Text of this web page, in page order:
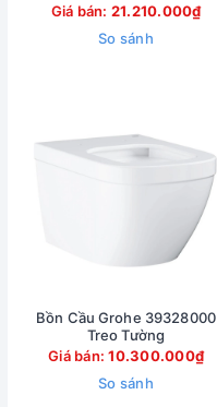
Giá bán: 21.210.000₫
So sánh
Bồn Cầu Grohe 39328000
Treo Tường
Giá bán:10.300.000₫
So sánh